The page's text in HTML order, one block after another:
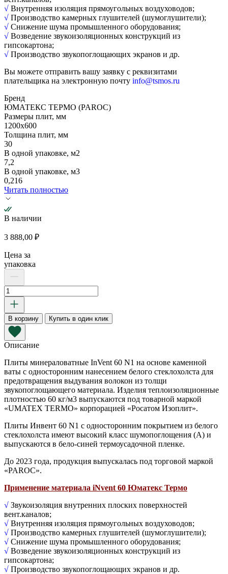
√ Внутренняя изоляция прямоугольных воздуховодов;
√ Производство камерных глушителей (шумоглушители);
√ Снижение шума промышленного оборудования;
√ Возведение звукоизоляционных конструкций из
гипсокартона;
√ Производство звукопоглощающих экранов и др.
Вы можете отправить вашу заявку с реквизитами
плательщика на электронную почту info@tsmos.ru
Бренд
ЮМАТЕКС ТЕРМО (PAROC)
Размеры плит, мм
1200х600
Толщина плит, мм
30
В одной упаковке, м2
7,2
В одной упаковке, м3
0,216
Читать полностью
В наличии
3 888,00 ₽
Цена за
упаковка
Количество
товара
Плита
InVent
60
N1
1200х600х30
(белый
стеклохолст)
В корзину Купить в один клик
Описание
Плиты минераловатные InVent 60 N1 на основе каменной
ваты с односторонним нанесением белого стеклохолста для
предотвращения выдувания волокон из толщи
звукопоглощающего материала. Изделия теплоизоляционные
плотностью 60 кг/м3 выпускаются под товарной маркой
«UMATEX TERMO» корпорацией «Росатом Изоплит».
Плиты Инвент 60 N1 с односторонним покрытием из белого
стеклохолста имеют высокий класс шумопоглощения (А) и
выпускаются в бело-синей термоусадочной пленке.
До 2023 года, продукция выпускалась под торговой маркой
«PAROC».
Применение материала iNvent 60 Юматекс Термо
√ Звукоизоляция внутренних плоских поверхностей
вент.каналов;
√ Внутренняя изоляция прямоугольных воздуховодов;
√ Производство камерных глушителей (шумоглушители);
√ Снижение шума промышленного оборудования;
√ Возведение звукоизоляционных конструкций из
гипсокартона;
√ Производство звукопоглощающих экранов и др.